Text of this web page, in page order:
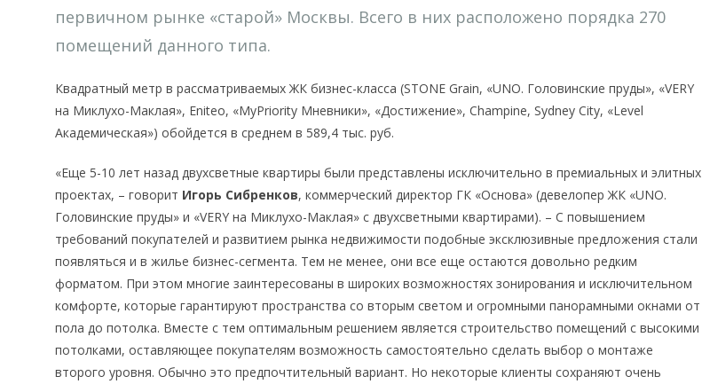
первичном рынке «старой» Москвы. Всего в них расположено порядка 270
помещений данного типа.
Квадратный метр в рассматриваемых ЖК бизнес-класса (STONE Grain, «UNO. Головинские пруды», «VERY
на Миклухо-Маклая», Eniteo, «MyPriority Мневники», «Достижение», Champine, Sydney City, «Level
Академическая») обойдется в среднем в 589,4 тыс. руб.
«Еще 5-10 лет назад двухсветные квартиры были представлены исключительно в премиальных и элитных
проектах, – говорит Игорь Сибренков, коммерческий директор ГК «Основа» (девелопер ЖК «UNO.
Головинские пруды» и «VERY на Миклухо-Маклая» с двухсветными квартирами). – С повышением
требований покупателей и развитием рынка недвижимости подобные эксклюзивные предложения стали
появляться и в жилье бизнес-сегмента. Тем не менее, они все еще остаются довольно редким
форматом. При этом многие заинтересованы в широких возможностях зонирования и исключительном
комфорте, которые гарантируют пространства со вторым светом и огромными панорамными окнами от
пола до потолка. Вместе с тем оптимальным решением является строительство помещений с высокими
потолками, оставляющее покупателям возможность самостоятельно сделать выбор о монтаже
второго уровня. Обычно это предпочтительный вариант. Но некоторые клиенты сохраняют очень